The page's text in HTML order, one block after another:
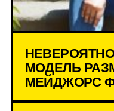
МОДЕЛЬ
МЕЙДЖОРС